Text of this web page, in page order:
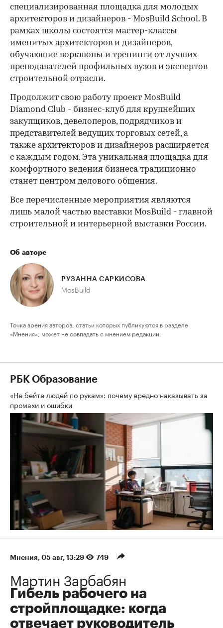
специализированная площадка для молодых
архитекторов и дизайнеров - MosBuild School. В
рамках школы состоятся мастер-классы
именитых архитекторов и дизайнеров,
обучающие воркшопы и тренинги от лучших
преподавателей профильных вузов и экспертов
строительной отрасли.
Продолжит свою работу проект MosBuild
Diamond Club - бизнес-клуб для крупнейших
закупщиков, девелоперов, подрядчиков и
представителей ведущих торговых сетей, а
также архитекторов и дизайнеров расширяется
с каждым годом. Эта уникальная площадка для
комфортного ведения бизнеса традиционно
станет центром делового общения.
Все перечисленные мероприятия являются
лишь малой частью выставки MosBuild - главной
строительной и интерьерной выставки России.
Об авторе
РУЗАННА САРКИСОВА
MosBuild
Точка зрения авторов, статьи которых публикуются в разделе
«Мнения», может не совпадать с мнением редакции.
РБК Образование
«Не бейте людей по рукам»: почему вредно наказывать за
промахи и ошибки
Мнения⁠, 05 авг, 13:29 749
Мартин Зарбабян
Гибель рабочего на
стройплощадке: когда
отвечает руководитель